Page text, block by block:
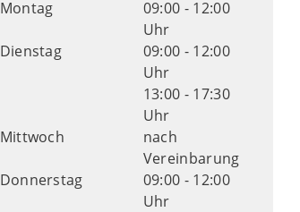
Montag
09:00 - 12:00
Uhr
Dienstag
09:00 - 12:00
Uhr
13:00 - 17:30
Uhr
Mittwoch
nach
Vereinbarung
Donnerstag
09:00 - 12:00
Uhr